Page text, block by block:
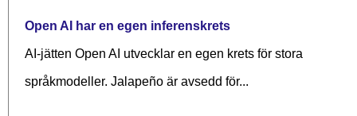
Open AI har en egen inferenskrets
AI-jätten Open AI utvecklar en egen krets för stora
språkmodeller. Jalapeño är avsedd för...